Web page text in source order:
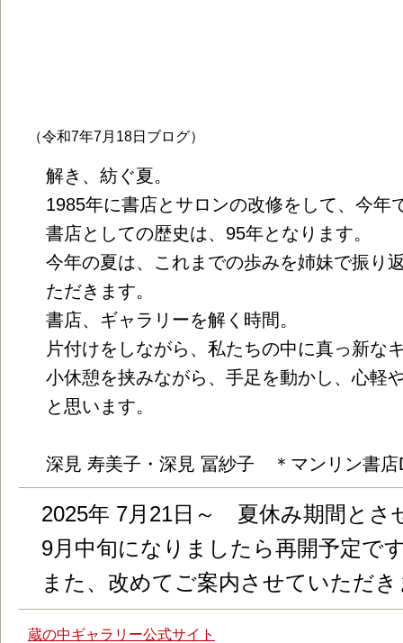
（令和7年7月18日ブログ）
解き、紡ぐ夏。
1985年に書店とサロンの改修をして、今年
書店としての歴史は、95年となります。
今年の夏は、これまでの歩みを姉妹で振り
ただきます。
書店、ギャラリーを解く時間。
片付けをしながら、私たちの中に真っ新な
小休憩を挟みながら、手足を動かし、心軽
と思います。
深見 寿美子・深見 冨紗子 ＊マンリン書店
2025年 7月21日～ 夏休み期間とさ
9月中旬になりましたら再開予定で
また、改めてご案内させていただ
蔵の中ギャラリー公式サイト